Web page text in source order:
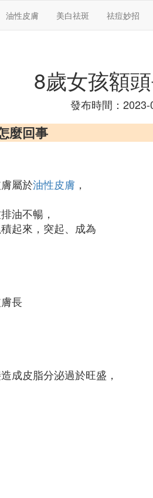
油性皮膚 美白祛斑 祛痘妙招
8歲女孩額
發布時間：
麼回事
屬於油性皮膚 ，
油不暢，
起來，突起、成為
長
成皮脂分泌過於旺盛，